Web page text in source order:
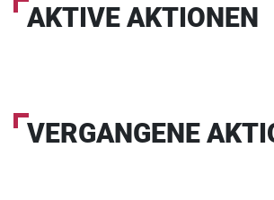
AKTIVE AKTIONEN
VERGANGENE